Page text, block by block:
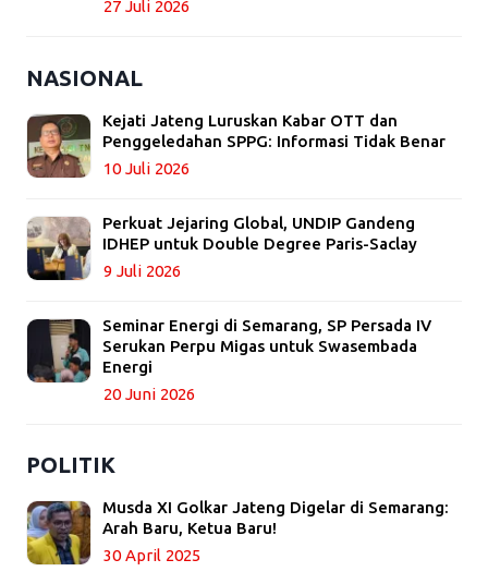
27 Juli 2026
NASIONAL
Kejati Jateng Luruskan Kabar OTT dan
Penggeledahan SPPG: Informasi Tidak Benar
10 Juli 2026
Perkuat Jejaring Global, UNDIP Gandeng
IDHEP untuk Double Degree Paris-Saclay
9 Juli 2026
Seminar Energi di Semarang, SP Persada IV
Serukan Perpu Migas untuk Swasembada
Energi
20 Juni 2026
POLITIK
Musda XI Golkar Jateng Digelar di Semarang:
Arah Baru, Ketua Baru!
30 April 2025